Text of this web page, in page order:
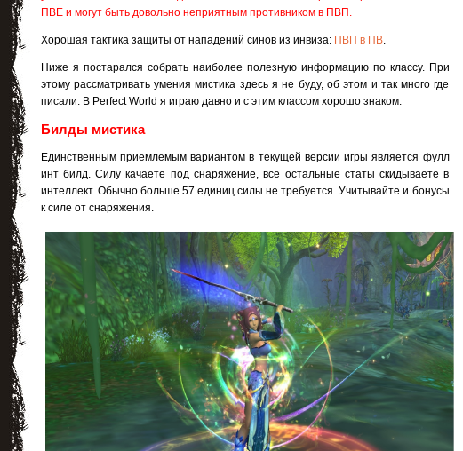
ПВЕ и могут быть довольно неприятным противником в ПВП.
Хорошая тактика защиты от нападений синов из инвиза: ПВП в ПВ.
Ниже я постарался собрать наиболее полезную информацию по классу. При
этому рассматривать умения мистика здесь я не буду, об этом и так много где
писали. В Perfect World я играю давно и с этим классом хорошо знаком.
Билды мистика
Единственным приемлемым вариантом в текущей версии игры является фулл
инт билд. Силу качаете под снаряжение, все остальные статы скидываете в
интеллект. Обычно больше 57 единиц силы не требуется. Учитывайте и бонусы
к силе от снаряжения.